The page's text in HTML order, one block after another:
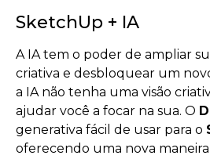
SketchUp + IA
A IA tem o poder de ampliar
criativa e desbloquear um
a IA não tenha uma visão
ajudar você a focar na sua. O
generativa fácil de usar para o
oferecendo uma nova